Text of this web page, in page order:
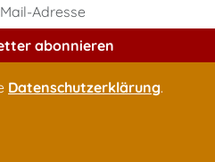
abonnieren
Datenschutzerklärung.